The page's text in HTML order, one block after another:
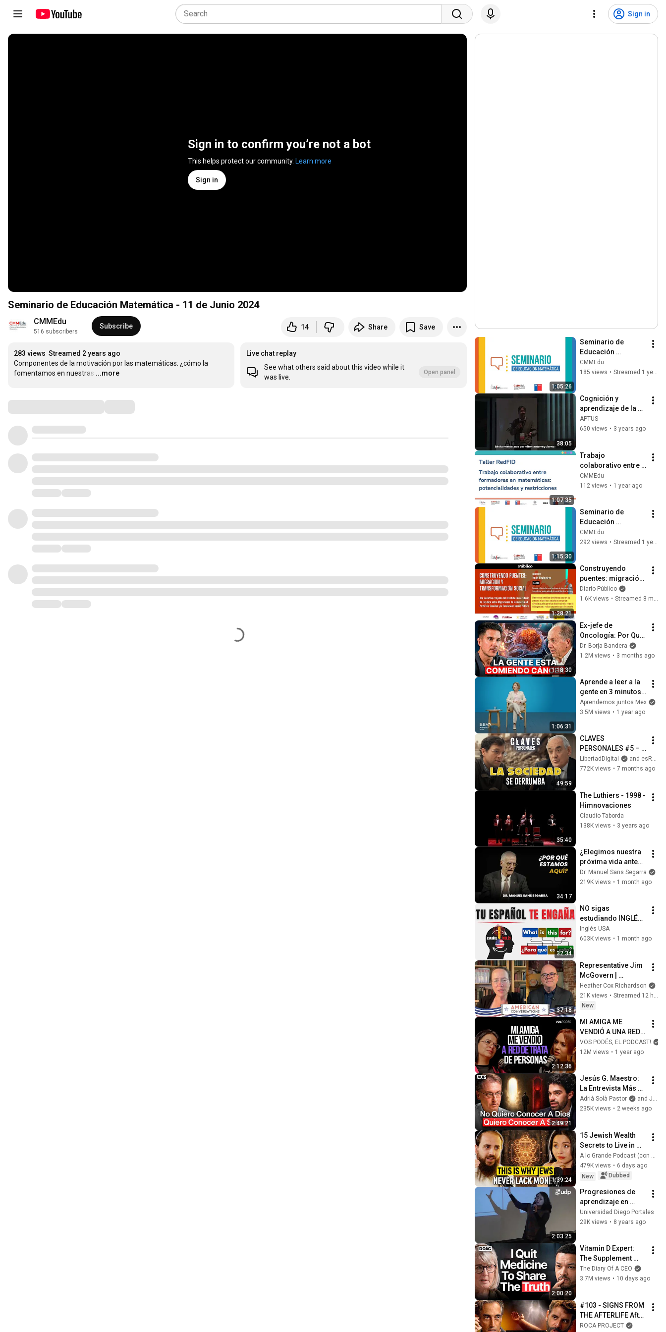
Sign in
Sign in to confirm you’re not a bot
This helps protect our community. Learn more
Sign in
Seminario de Educación Matemática - 11 de Junio 2024
CMMEdu
516 subscribers
Subscribe 14 Share Save
283 views Streamed 2 years ago
Componentes de la motivación por las matemáticas: ¿cómo la
fomentamos en nuestras …
...more
Live chat replay
See what others said about this video while it
was live.
Open panel
1:05:26
Seminario de
Educación
Matemática - 13 de
Agosto 2024
CMMEdu
185 views • Streamed 1 year ago
38:05
Cognición y
aprendizaje de la
matemática
temprana. Christian
APTUS
650 views • 3 years ago
1:07:35
Trabajo
colaborativo entre
formadores en
matemáticas:
CMMEdu
112 views • 1 year ago
1:15:30
Seminario de
Educación
Matemática - 08 de
Octubre 2024
CMMEdu
292 views • Streamed 1 year ago
1:28:21
Construyendo
puentes: migración
y transformación
social | Espacio
Diario Público
1.6K views • Streamed 8 months ago
1:18:30
Ex-jefe de
Oncología: Por Qué
España Tiene Tantos
Casos de Cáncer (la
Dr. Borja Bandera
1.2M views • 3 months ago
1:06:31
Aprende a leer a la
gente en 3 minutos |
Bárbara Tijerina,
experta en
Aprendemos juntos Mex
3.5M views • 1 year ago
49:59
CLAVES
PERSONALES #5 –
José Cabrera |
“‘Hombres débiles,
colapsa”
LibertadDigital
and esRadio
772K views • 7 months ago
35:40
The Luthiers - 1998 -
Himnovaciones
Claudio Taborda
138K views • 3 years ago
34:17
¿Elegimos nuestra
próxima vida antes
de nacer? | Dr.
Manuel Sans
Dr. Manuel Sans Segarra
219K views • 1 month ago
32:34
NO sigas
estudiando INGLÉS
sin entender ESTO
Inglés USA
603K views • 1 month ago
37:18
Representative Jim
McGovern |
American
Conversations
Heather Cox Richardson
21K views •
New
2:12:36
MI AMIGA ME
VENDIÓ A UNA RED
DE TRATA DE
PERSONAS (CON:
VOS PODÉS, EL PODCAST!
12M views • 1 year ago
2:49:21
Jesús G. Maestro:
La Entrevista Más
Brutal Que He
Tenido “Dios No
Adrià Solà Pastor
and Jesús G. Maestro
235K views • 2 weeks ago
1:39:24
15 Jewish Wealth
Secrets to Live in
ABUNDANCE, Build
RICHES and Never
Worry About MONEY
A lo Grande Podcast (con Marian Gamboa)
479K views • 6 days ago
New
Dubbed
2:03:25
Progresiones de
aprendizaje en
espiral.
Herramientas
Universidad Diego Portales
29K views • 8 years ago
2:00:20
Vitamin D Expert:
The Supplement
World Is Giving The
WRONG Advice!
The Diary Of A CEO
3.7M views • 10 days ago
#103 - SIGNS FROM
THE AFTERLIFE After
His Ex-Wife's Death |
ROCA PROJECT